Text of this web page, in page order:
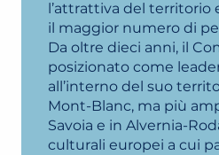
l’attrattiva del territorio
il maggior numero di
Da oltre dieci anni, il
posizionato come
all’interno del suo
Mont-Blanc, ma più
Savoia e in Alvernia-
culturali europei a cui